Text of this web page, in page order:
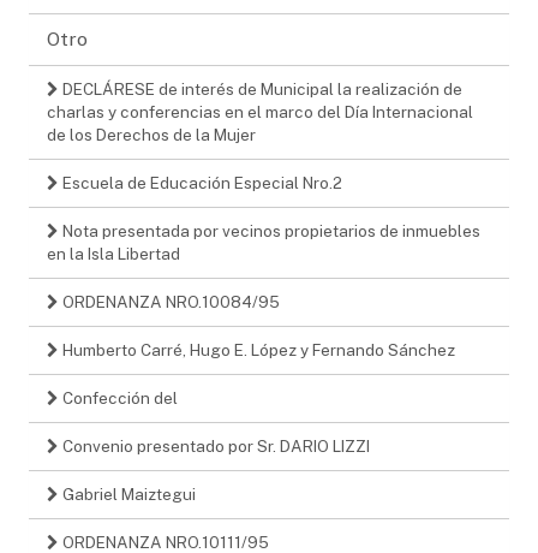
Otro
DECLÁRESE de interés de Municipal la realización de
charlas y conferencias en el marco del Día Internacional
de los Derechos de la Mujer
Escuela de Educación Especial Nro.2
Nota presentada por vecinos propietarios de inmuebles
en la Isla Libertad
ORDENANZA NRO.10084/95
Humberto Carré, Hugo E. López y Fernando Sánchez
Confección del
Convenio presentado por Sr. DARIO LIZZI
Gabriel Maiztegui
ORDENANZA NRO.10111/95